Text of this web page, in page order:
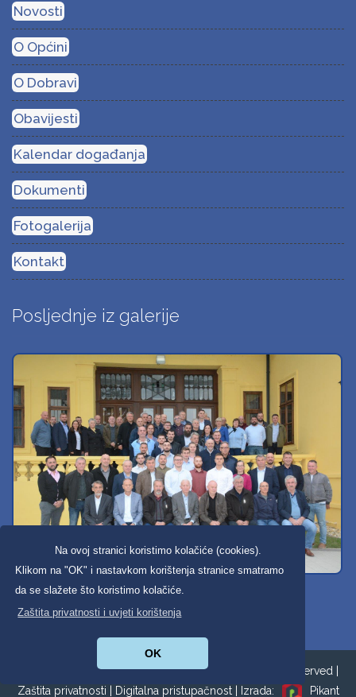
Na ovoj stranici koristimo kolačiće (cookies).
Klikom na "OK" i nastavkom korištenja stranice smatramo
da se slažete što koristimo kolačiće.
Zaštita privatnosti i uvjeti korištenja
OK
Novosti
O Općini
O Dobravi
Obavijesti
Kalendar događanja
Dokumenti
Fotogalerija
Kontakt
Posljednje iz galerije
Svi dobravski košarkaši
Copyright ©2026. Općina Donja Dubrava All Rights Reserved |
Zaštita privatnosti | Digitalna pristupačnost| Izrada: Pikant